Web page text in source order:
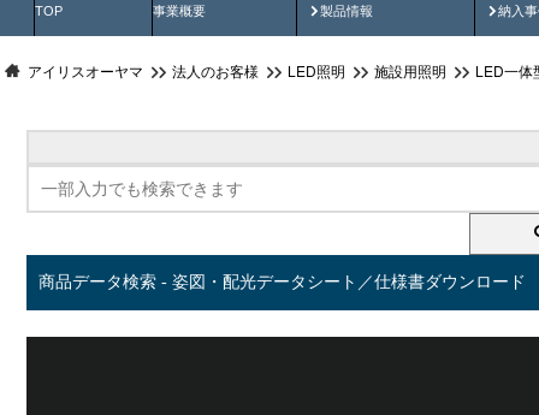
TOP 事業概要 製品情報
製品動画 納入
納
アイリスオーヤマ 法人のお客様 LED照明 施設用照明 LED一体
商品データ検索 - 姿図・配光データシート／仕様書ダウンロード